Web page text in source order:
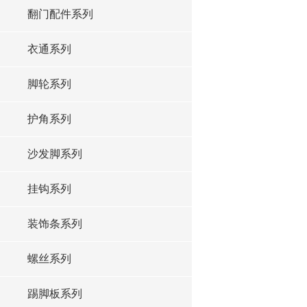
翻门配件系列
衣通系列
脚轮系列
护角系列
沙发脚系列
挂钩系列
装饰条系列
螺丝系列
踢脚板系列